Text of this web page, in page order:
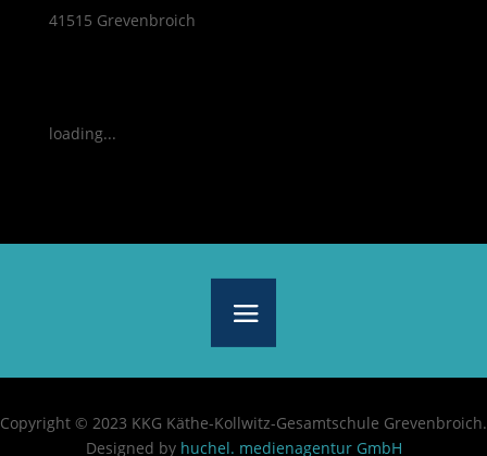
41515 Grevenbroich
loading...
Copyright © 2023 KKG Käthe-Kollwitz-Gesamtschule Grevenbroich.
Designed by huchel. medienagentur GmbH